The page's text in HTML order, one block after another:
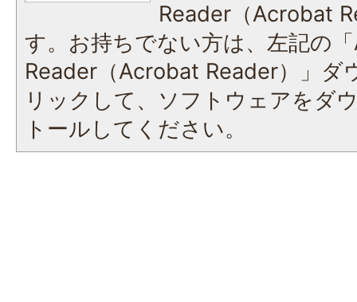
Reader（Acrobat
す。お持ちでない方は、左記の
Reader（Acrobat Reader）」ダ
リックして、ソフトウェアをダ
トールしてください。